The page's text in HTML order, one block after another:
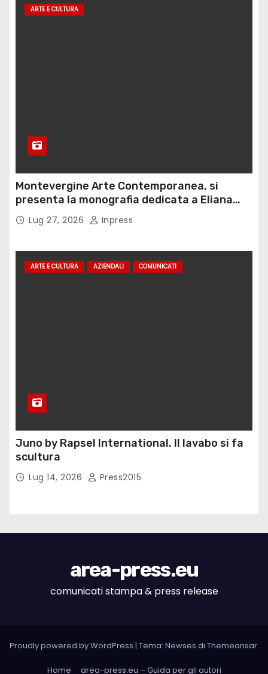
ARTE E CULTURA
Montevergine Arte Contemporanea, si
presenta la monografia dedicata a Eliana
Adorno
Lug 27, 2026 Inpress
ARTE E CULTURA AZIENDALI COMUNICATI
Juno by Rapsel International. Il lavabo si fa
scultura
Lug 14, 2026 Press2015
area-press.eu
comunicati stampa & press release
Proudly powered by WordPress | Tema: Newses di Themeansar.
Home area-press.eu – Guida per gli autori